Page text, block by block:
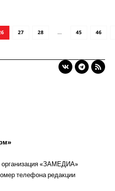
27 28 … 45 46
организация «ЗАМЕДИА»
телефона редакции